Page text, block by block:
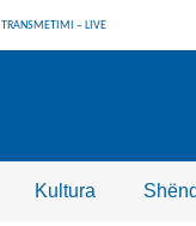
TRANSMETIMI – LIVE
Kultura